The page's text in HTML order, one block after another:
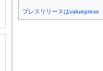
プレスリリースはvaluepress